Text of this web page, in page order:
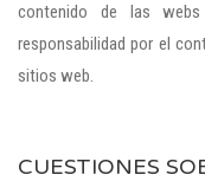
contenido de las
responsabilidad por el
sitios web.
CUESTIONES